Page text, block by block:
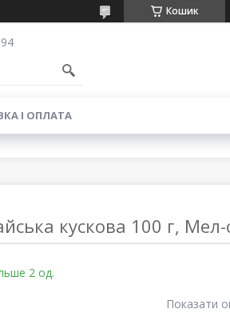
Кошик
І ОПЛАТА
кускова 100 г, Мел-
2 од.
Показати